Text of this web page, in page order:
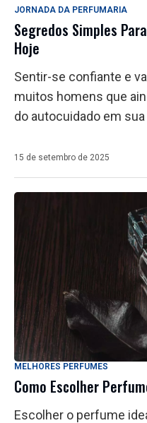
JORNADA DA PERFUMARIA
Segredos Simples
Hoje
Sentir-se confiante e
muitos homens que
do autocuidado em sua
15 de setembro de 2025
MELHORES PERFUMES
Como Escolher
Escolher o perfume